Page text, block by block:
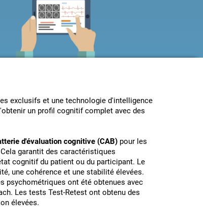
exclusifs et une technologie d'intelligence
un profil cognitif complet avec des
d'évaluation cognitive (CAB) pour les
garantit des caractéristiques
cognitif du patient ou du participant. Le
une cohérence et une stabilité élevées.
psychométriques ont été obtenues avec
Les tests Test-Retest ont obtenu des
élevées.